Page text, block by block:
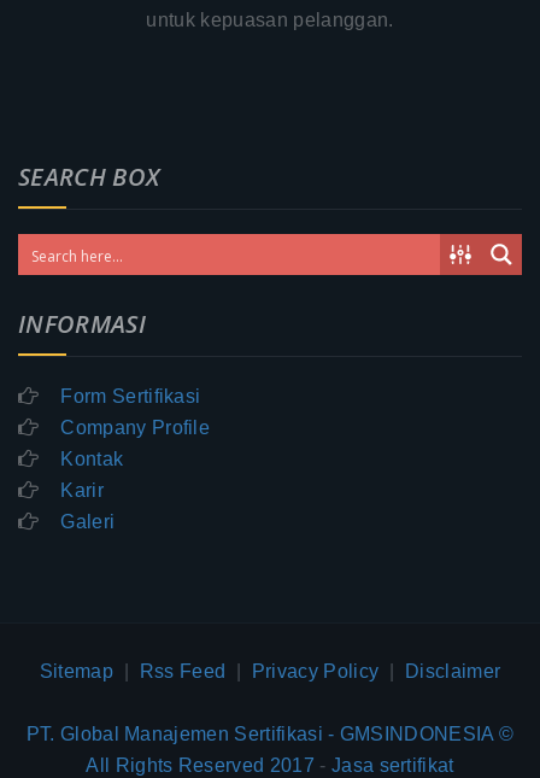
untuk kepuasan pelanggan.
SEARCH BOX
INFORMASI
Form Sertifikasi
Company Profile
Kontak
Karir
Galeri
Sitemap Rss Feed Privacy Policy Disclaimer
PT. Global Manajemen Sertifikasi - GMSINDONESIA ©
All Rights Reserved 2017 - Jasa sertifikat